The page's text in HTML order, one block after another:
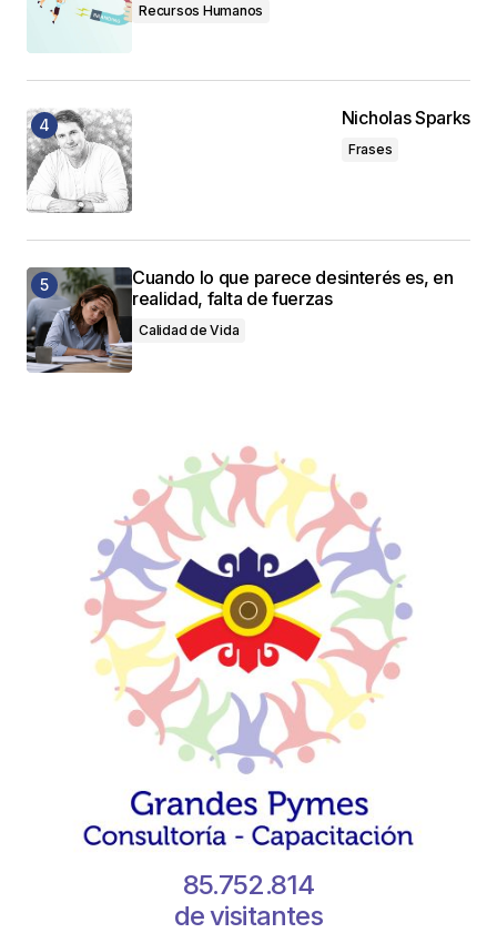
Recursos Humanos
Nicholas Sparks
Frases
Cuando lo que parece desinterés es, en
realidad, falta de fuerzas
Calidad de Vida
85.752.814
de visitantes